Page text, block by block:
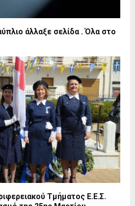
άλλαξε σελίδα . Όλα στο
Τμήματος Ε.Ε.Σ.